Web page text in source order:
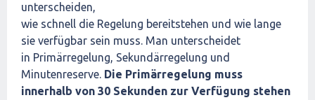
unterscheiden,
wie schnell die Regelung bereitstehen und wie lange
sie verfügbar sein muss. Man unterscheidet
in Primärregelung, Sekundärregelung und
Minutenreserve. Die Primärregelung muss
innerhalb von 30 Sekunden zur Verfügung stehen